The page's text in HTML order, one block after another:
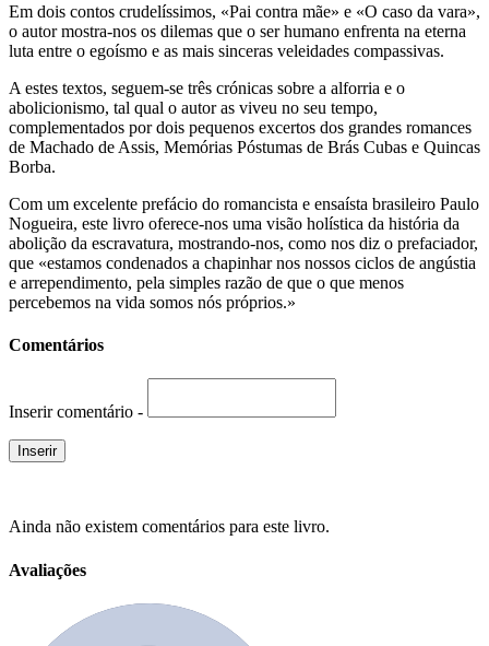
Em dois contos crudelíssimos, «Pai contra mãe» e «O caso da vara»,
o autor mostra-nos os dilemas que o ser humano enfrenta na eterna
luta entre o egoísmo e as mais sinceras veleidades compassivas.
A estes textos, seguem-se três crónicas sobre a alforria e o
abolicionismo, tal qual o autor as viveu no seu tempo,
complementados por dois pequenos excertos dos grandes romances
de Machado de Assis, Memórias Póstumas de Brás Cubas e Quincas
Borba.
Com um excelente prefácio do romancista e ensaísta brasileiro Paulo
Nogueira, este livro oferece-nos uma visão holística da história da
abolição da escravatura, mostrando-nos, como nos diz o prefaciador,
que «estamos condenados a chapinhar nos nossos ciclos de angústia
e arrependimento, pela simples razão de que o que menos
percebemos na vida somos nós próprios.»
Comentários
Inserir comentário -
Ainda não existem comentários para este livro.
Avaliações